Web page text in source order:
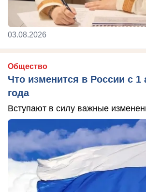
03.08.2026
Общество
Что изменится в России с 1
года
Вступают в силу важные